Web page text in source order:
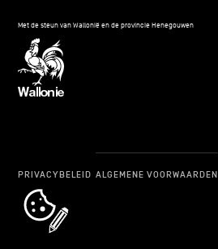
Met de steun van Wallonië en de provincie Henegouwen
cookie_notice_link
PRIVACYBELEID ALGEMENE VOORWAARDEN